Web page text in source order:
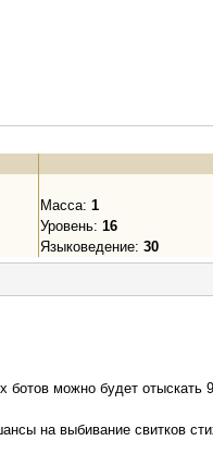
Масса: 1
Уровень: 16
Языковедение: 30
можно будет отыскать
на выбивание свитков